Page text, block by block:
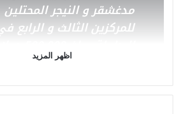
مدغشقر و النيجر المحتلين
للمركزين الثالث و الرابع
اظهر المزيد